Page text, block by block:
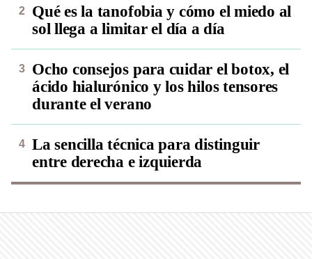
Qué es la tanofobia y cómo el miedo al
sol llega a limitar el día a día
Ocho consejos para cuidar el botox, el
ácido hialurónico y los hilos tensores
durante el verano
La sencilla técnica para distinguir
entre derecha e izquierda